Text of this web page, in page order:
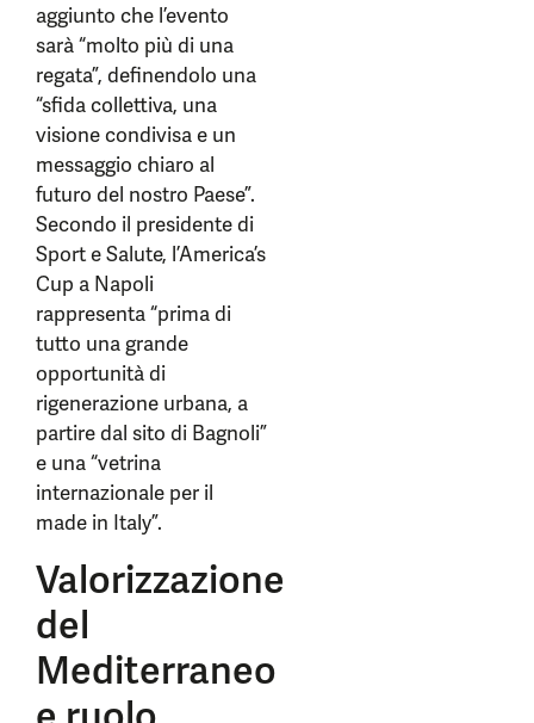
aggiunto che l’evento
sarà “molto più di una
regata”, definendolo una
“sfida collettiva, una
visione condivisa e un
messaggio chiaro al
futuro del nostro Paese”.
Secondo il presidente di
Sport e Salute, l’America’s
Cup a Napoli
rappresenta “prima di
tutto una grande
opportunità di
rigenerazione urbana, a
partire dal sito di Bagnoli”
e una “vetrina
internazionale per il
made in Italy”.
Valorizzazione
del
Mediterraneo